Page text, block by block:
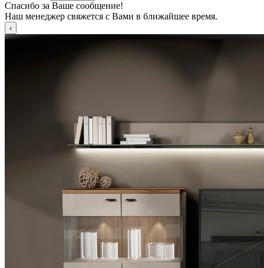
Спасибо за Ваше сообщение!
Наш менеджер свяжется с Вами в ближайшее время.